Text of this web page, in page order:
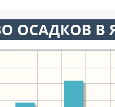
ОСАДКОВ В